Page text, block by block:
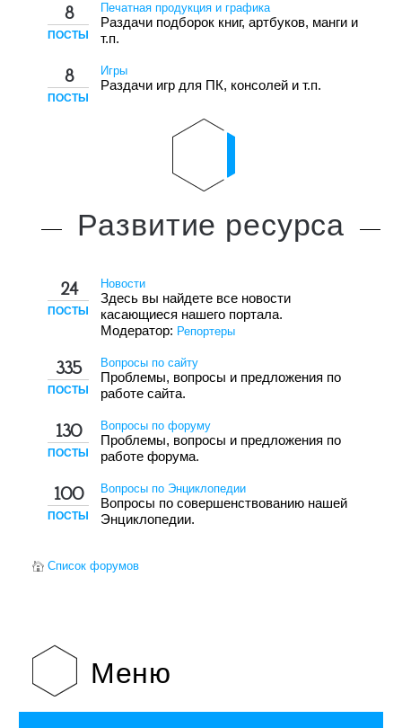
8
ПОСТЫ
Печатная продукция и графика
Раздачи подборок книг, артбуков, манги и
т.п.
8
ПОСТЫ
Игры
Раздачи игр для ПК, консолей и т.п.
Развитие ресурса
24
ПОСТЫ
Новости
Здесь вы найдете все новости
касающиеся нашего портала.
Модератор: Репортеры
335
ПОСТЫ
Вопросы по сайту
Проблемы, вопросы и предложения по
работе сайта.
130
ПОСТЫ
Вопросы по форуму
Проблемы, вопросы и предложения по
работе форума.
100
ПОСТЫ
Вопросы по Энциклопедии
Вопросы по совершенствованию нашей
Энциклопедии.
Список форумов
Меню